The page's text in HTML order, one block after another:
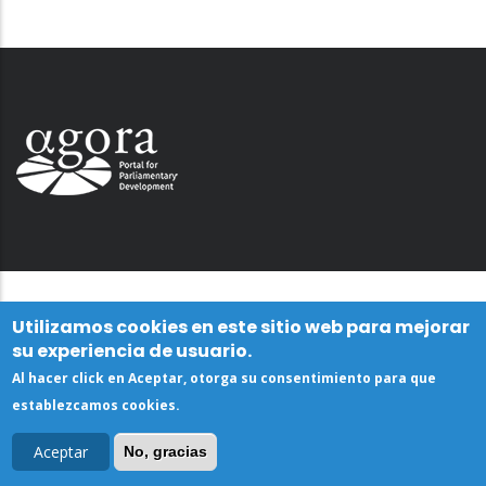
Utilizamos cookies en este sitio web para mejorar
su experiencia de usuario.
Al hacer click en Aceptar, otorga su consentimiento para que
establezcamos cookies.
Aceptar No, gracias